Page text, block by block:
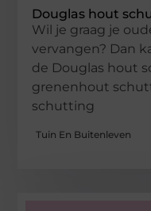
Douglas hout
Wil je graag je
vervangen? Dan
de Douglas hout
grenenhout
schutting
Tuin En Buitenleven